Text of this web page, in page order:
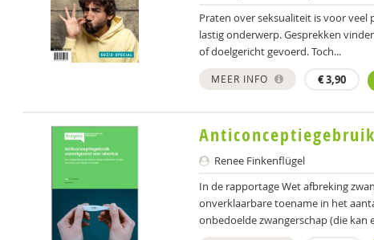
Praten over seksualiteit is voor
lastig onderwerp. Gesprekken
of doelgericht gevoerd. Toch...
MEER INFO €3,90
Renee Finkenflügel
In de rapportage Wet afbreking
onverklaarbare toename in het
onbedoelde zwangerschap (die kan